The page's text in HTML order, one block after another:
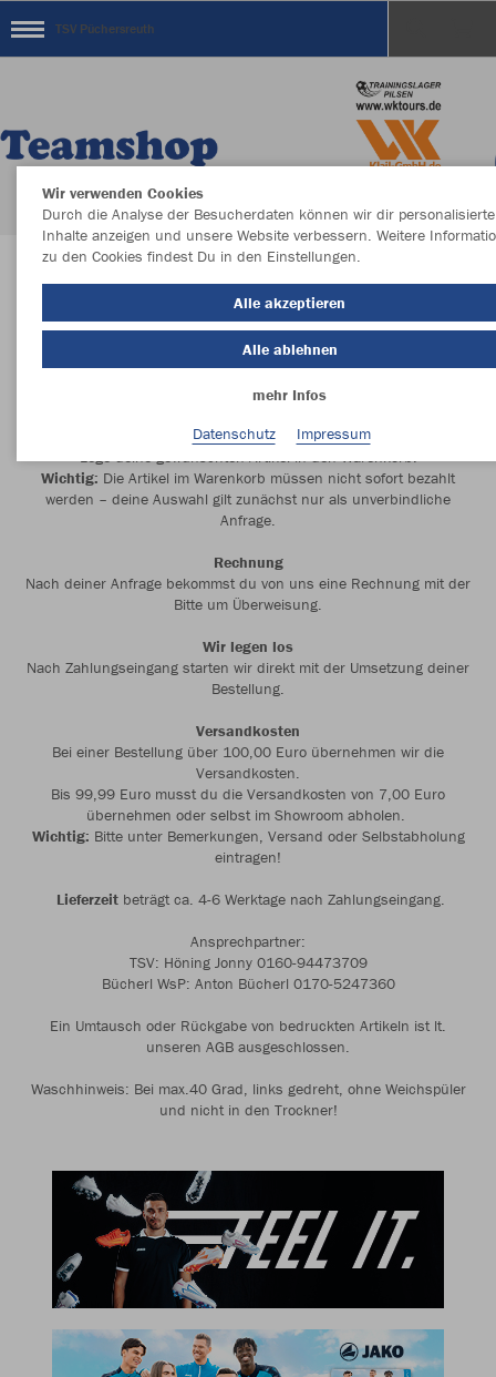
TSV Püchersreuth
Herzlich Willkommen im Teamshop TSV
Püchersreuth
Wunschartikel auswählen
Lege deine gewünschten Artikel in den Warenkorb.
Wichtig: Die Artikel im Warenkorb müssen nicht sofort bezahlt
werden – deine Auswahl gilt zunächst nur als unverbindliche
Anfrage.
Rechnung
Nach deiner Anfrage bekommst du von uns eine Rechnung mit der
Bitte um Überweisung.
Wir legen los
Nach Zahlungseingang starten wir direkt mit der Umsetzung deiner
Bestellung.
Versandkosten
Bei einer Bestellung über 100,00 Euro übernehmen wir die
Versandkosten.
Bis 99,99 Euro musst du die Versandkosten von 7,00 Euro
übernehmen oder selbst im Showroom abholen.
Wichtig: Bitte unter Bemerkungen, Versand oder Selbstabholung
eintragen!
Lieferzeitbeträgt ca. 4-6 Werktage nach Zahlungseingang.
Ansprechpartner:
TSV: Höning Jonny 0160-94473709
Bücherl WsP: Anton Bücherl 0170-5247360
Ein Umtausch oder Rückgabe von bedruckten Artikeln ist lt.
unseren AGB ausgeschlossen.
Waschhinweis: Bei max.40 Grad, links gedreht, ohne Weichspüler
und nicht in den Trockner!
Wir verwenden Cookies
Durch die Analyse der Besucherdaten können wir dir personalisierte
Inhalte anzeigen und unsere Website verbessern. Weitere
zu den Cookies findest Du in den Einstellungen.
Alle akzeptieren
Alle ablehnen
mehr Infos
Datenschutz
Impressum